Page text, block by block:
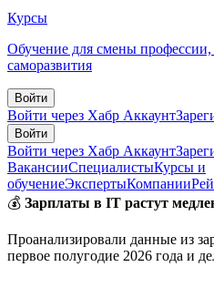
Курсы
Обучение для смены профессии,
саморазвития
Войти
Войти через Хабр Аккаунт
Войти
Войти через Хабр Аккаунт
ВакансииСпециалистыКурсы и
обучениеЭкспертыКомпании
💰 Зарплаты в IT растут
Проанализировали данные из
первое полугодие 2026 года и